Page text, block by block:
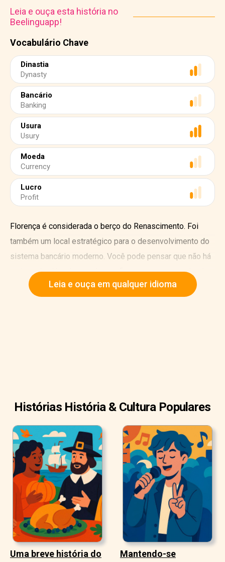
Vocabulário Chave
Dinastia
Dynasty
Bancário
Banking
Usura
Usury
Moeda
Currency
Lucro
Profit
Leia e ouça esta história no
Beelinguapp!
Florença é considerada o berço do Renascimento. Foi
também um local estratégico para o desenvolvimento do
sistema bancário moderno. Você pode pensar que não há
mais nada além da arte do que finanças, mas o esplendor
artístico incomparável de Florença deve muito aos
Leia e ouça em qualquer idioma
Histórias História & Cultura Populares
Uma breve história do
Mantendo-se